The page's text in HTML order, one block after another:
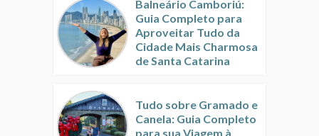
Balneário Camboriú:
Guia Completo para
Aproveitar Tudo da
Cidade Mais Charmosa
de Santa Catarina
Tudo sobre Gramado e
Canela: Guia Completo
para sua Viagem à